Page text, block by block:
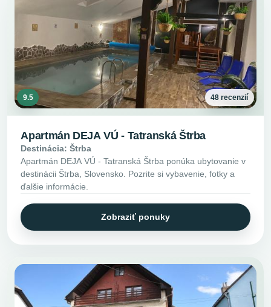
9.5 48 recenzií
Apartmán DEJA VÚ - Tatranská Štrba
Destinácia: Štrba
Apartmán DEJA VÚ - Tatranská Štrba ponúka ubytovanie v
destinácii Štrba, Slovensko. Pozrite si vybavenie, fotky a
ďalšie informácie.
Zobraziť ponuky